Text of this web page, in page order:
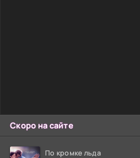
Скоро на сайте
По кромке льда